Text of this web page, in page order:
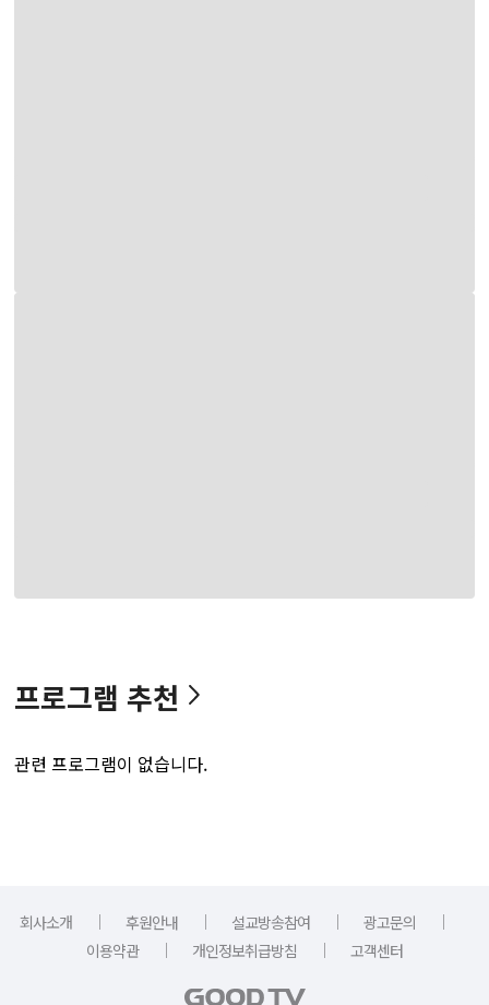
프로그램 추천
관련 프로그램이 없습니다.
회사소개 ｜ 후원안내 ｜ 설교방송참여 ｜ 광고문의
｜
이용약관
｜ 개인정보취급방침 ｜ 고객센터